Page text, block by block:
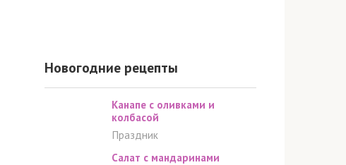
Новогодние рецепты
Канапе с оливками и
колбасой
Праздник
Салат с мандаринами